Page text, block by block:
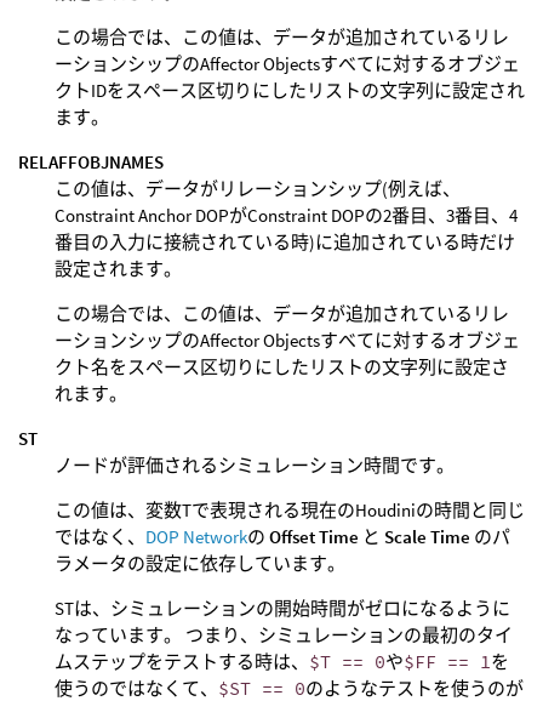
この場合では、この値は、データが追加されているリレ
ーションシップのAffector Objectsすべてに対するオブジェ
クトIDをスペース区切りにしたリストの文字列に設定され
ます。
RELAFFOBJNAMES
この値は、データがリレーションシップ(例えば、
Constraint Anchor DOPがConstraint DOPの2番目、3番目、4
番目の入力に接続されている時)に追加されている時だけ
設定されます。
この場合では、この値は、データが追加されているリレ
ーションシップのAffector Objectsすべてに対するオブジェ
クト名をスペース区切りにしたリストの文字列に設定さ
れます。
ST
ノードが評価されるシミュレーション時間です。
この値は、変数Tで表現される現在のHoudiniの時間と同じ
ではなく、 DOP Networkの Offset Time と Scale Time のパ
ラメータの設定に依存しています。
STは、シミュレーションの開始時間がゼロになるように
なっています。 つまり、シミュレーションの最初のタイ
ムステップをテストする時は、 $T == 0や$FF == 1 を
使うのではなくて、 $ST == 0のようなテストを使うのが